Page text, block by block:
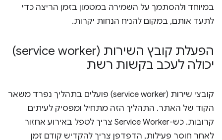
במיוחד ולהסתמך על השמירה במטמון בזמן הריצה כדי
לתעד אותם, במקום להניח הנחות יקרות.
הפעלת קובץ השירות (service worker)
יכולה לעכב בקשות רשת
קובצי שירות (service worker) פועלים בתהליך נפרד משאר
הקוד של האתר. התהליך הזה מתחיל ומפסיק לעיתים
קרובות. כש-Service Worker צריך לטפל באירוע אחזור
לאחר חוסר פעילות, הדפדפן צריך להקדיש קודם זמן